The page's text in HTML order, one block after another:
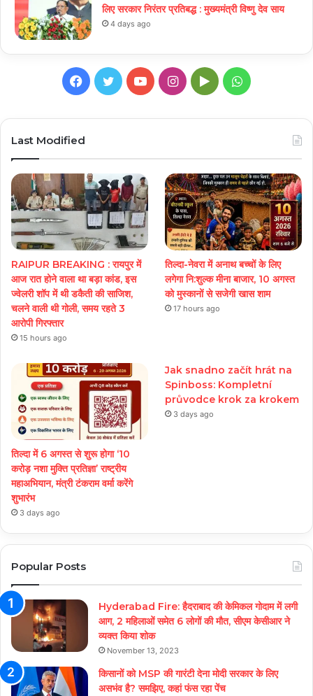
लिए सरकार निरंतर प्रतिबद्ध : मुख्यमंत्री विष्णु देव साय
4 days ago
Facebook
TwitterYouTubeInstagram
GoogleWhatsApp
Last Modified
RAIPUR BREAKING : रायपुर में
आज रात होने वाला था बड़ा कांड, इस
ज्वेलरी शॉप में थी डकैती की साजिश,
चलने वाली थी गोली, समय रहते 3
आरोपी गिरफ्तार
15 hours ago
तिल्दा-नेवरा में अनाथ बच्चों के लिए
लगेगा नि:शुल्क मीना बाजार, 10 अगस्त
को मुस्कानों से सजेगी खास शाम
17 hours ago
तिल्दा में 6 अगस्त से शुरू होगा ‘10
करोड़ नशा मुक्ति प्रतिज्ञा’ राष्ट्रीय
महाअभियान, मंत्री टंकराम वर्मा करेंगे
शुभारंभ
3 days ago
Jak snadno začít hrát na
Spinboss: Kompletní
průvodce krok za krokem
3 days ago
Popular Posts
Hyderabad Fire: हैदराबाद की केमिकल गोदाम में लगी
आग, 2 महिलाओं समेत 6 लोगों की मौत, सीएम केसीआर ने
व्यक्त किया शोक
November 13, 2023
किसानों को MSP की गारंटी देना मोदी सरकार के लिए
असभंव है? समझिए, कहां फंस रहा पेंच